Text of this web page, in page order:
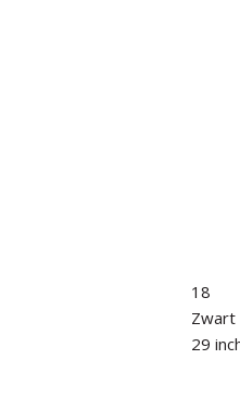
18
Zwart
29